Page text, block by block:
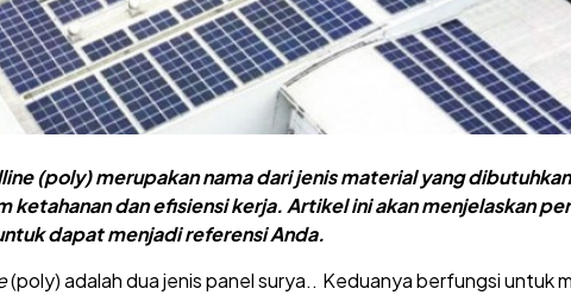
(poly) merupakan nama dari jenis material yang
ketahanan dan efisiensi kerja. Artikel ini akan menjelaskan
dapat menjadi referensi Anda.
(poly) adalah dua jenis panel surya.. Keduanya berfungsi untuk